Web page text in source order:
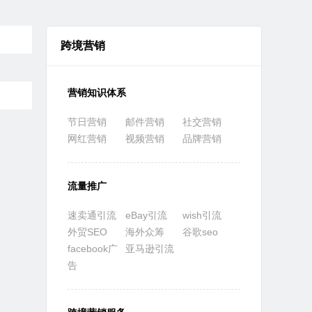
跨境营销
营销知识体系
节日营销 邮件营销
社交营销
网红营销
视频营销 品牌营销
流量推广
速卖通引流 eBay引流
wish引流
外贸SEO
海外众筹
谷歌seo
facebook广
告
亚马逊引流